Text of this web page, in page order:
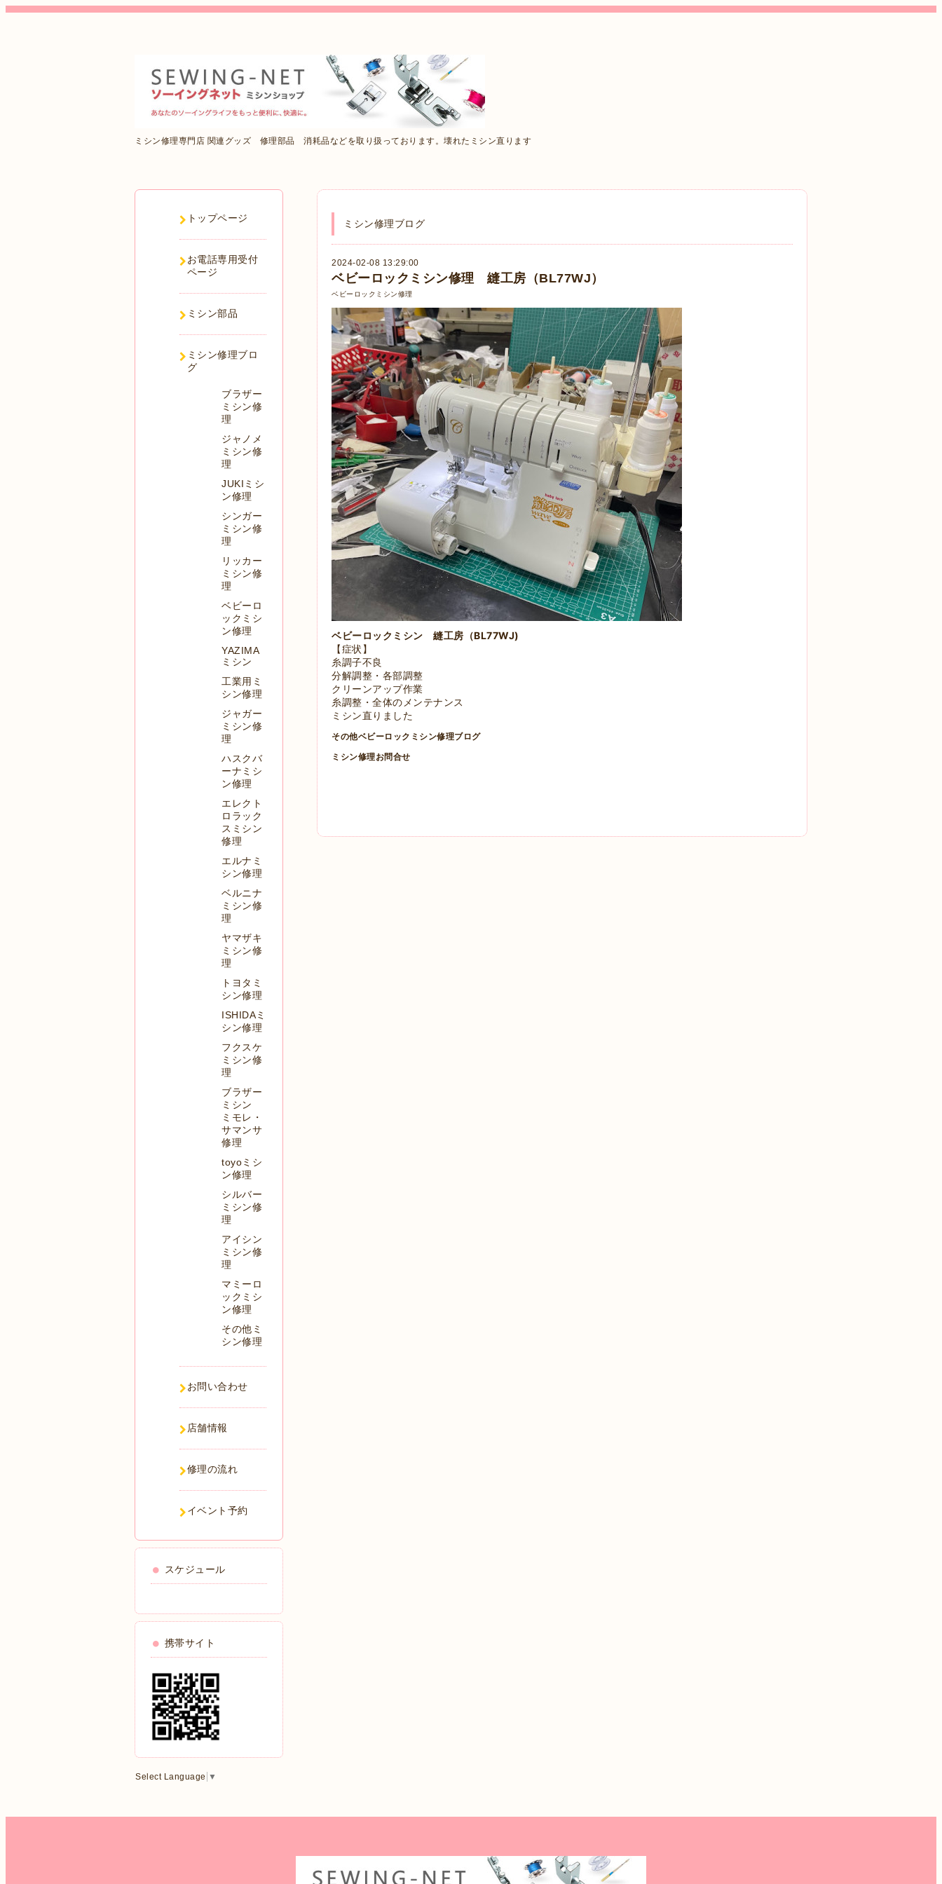
ミシン修理専門店 関連グッズ 修理部品 消耗品などを取り扱っております。壊れたミシン直ります
ミシン修理ブログ
2024-02-08 13:29:00
ベビーロックミシン修理 縫工房（BL77WJ）
ベビーロックミシン修理
ベビーロックミシン 縫工房 （BL77WJ)
【症状】
糸調子不良
分解調整・各部調整
クリーンアップ作業
糸調整・全体のメンテナンス
ミシン直りました
その他ベビーロックミシン修理ブログ
ミシン修理お問合せ
トップページ
お電話専用受付
ページ
ミシン部品
ミシン修理ブロ
グ
ブラザー
ミシン修
理
ジャノメ
ミシン修
理
JUKIミシ
ン修理
シンガー
ミシン修
理
リッカー
ミシン修
理
ベビーロ
ックミシ
ン修理
YAZIMA
ミシン
工業用ミ
シン修理
ジャガー
ミシン修
理
ハスクバ
ーナミシ
ン修理
エレクト
ロラック
スミシン
修理
エルナミ
シン修理
ベルニナ
ミシン修
理
ヤマザキ
ミシン修
理
トヨタミ
シン修理
ISHIDAミ
シン修理
フクスケ
ミシン修
理
ブラザー
ミシン
ミモレ・
サマンサ
修理
toyoミシ
ン修理
シルバー
ミシン修
理
アイシン
ミシン修
理
マミーロ
ックミシ
ン修理
その他ミ
シン修理
お問い合わせ
店舗情報
修理の流れ
イベント予約
スケジュール
携帯サイト
Select Language ▼